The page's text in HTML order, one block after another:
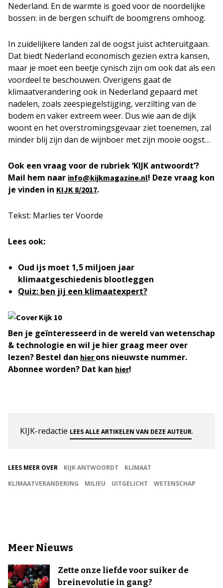
Nederland. En de warmte is goed voor de noordelijke
bossen: in de bergen schuift de boomgrens omhoog.
In zuidelijkere landen zal de oogst juist achteruitgaan.
Dat biedt Nederland economisch gezien extra kansen,
maar je moet een beetje cynisch zijn om ook dat als een
voordeel te beschouwen. Overigens gaat de
klimaatverandering ook in Nederland gepaard met
nadelen, zoals zeespiegelstijging, verzilting van de
bodem en vaker extreem weer. Dus wie aan de dijk
woont en het overstromingsgevaar ziet toenemen, zal
minder blij zijn dan de wijnboer met zijn mooie oogst…
Ook een vraag voor de rubriek ‘KIJK antwoordt’?
Mail hem naar info@kijkmagazine.nl! Deze vraag kon
je vinden in KIJK 8/2017.
Tekst: Marlies ter Voorde
Lees ook:
Oud ijs moet 1,5 miljoen jaar
klimaatgeschiedenis blootleggen
Quiz: ben jij een klimaatexpert?
Ben je geïnteresseerd in de wereld van wetenschap
& technologie en wil je hier graag meer over
lezen? Bestel dan hierons nieuwste nummer.
Abonnee worden? Dat kan hier!
KIJK-redactie LEES ALLE ARTIKELEN VAN DEZE AUTEUR.
LEES MEER OVER KIJK ANTWOORDT
KLIMAAT
KLIMAATVERANDERING
MILIEU UITGELICHT WETENSCHAP
Meer Nieuws
Zette onze liefde voor suiker de
breinevolutie in gang?